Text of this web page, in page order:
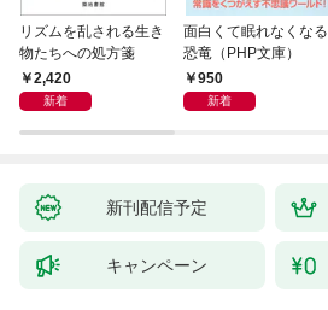
リズムを乱される生き
物たちへの処方箋
2,420
新着
面白くて眠れなくなる
恐竜（PHP文庫）
950
新着
新刊配信予定
キャンペーン